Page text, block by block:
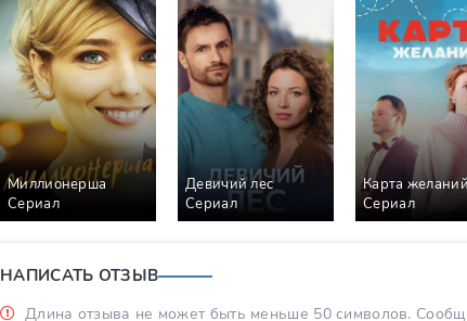
Миллионерша
Сериал
Девичий лес
Сериал
Карта желаний
Сериал
НАПИСАТЬ ОТЗЫВ
Длина отзыва не может быть меньше 50 символов.